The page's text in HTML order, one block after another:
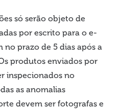
só serão objeto de
por escrito para o e-
prazo de 5 dias após a
produtos enviados por
inspecionados no
as anomalias
devem ser fotografas e